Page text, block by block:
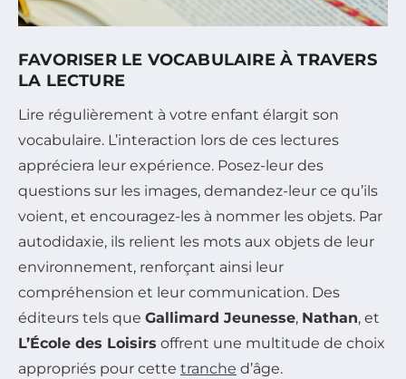
FAVORISER LE VOCABULAIRE À TRAVERS
LA LECTURE
Lire régulièrement à votre enfant élargit son
vocabulaire. L’interaction lors de ces lectures
appréciera leur expérience. Posez-leur des
questions sur les images, demandez-leur ce qu’ils
voient, et encouragez-les à nommer les objets. Par
autodidaxie, ils relient les mots aux objets de leur
environnement, renforçant ainsi leur
compréhension et leur communication. Des
éditeurs tels que Gallimard Jeunesse, Nathan, et
L’École des Loisirs offrent une multitude de choix
appropriés pour cette tranche d’âge.